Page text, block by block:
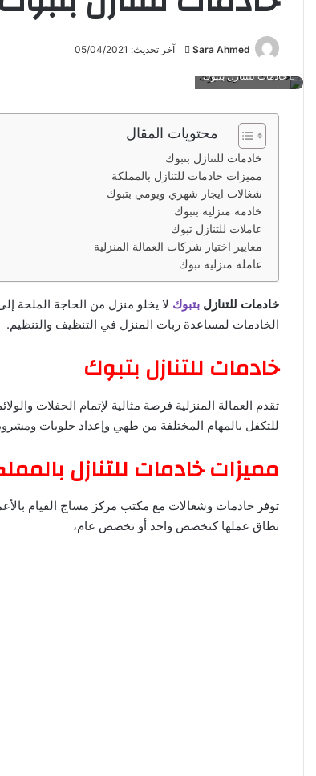
Sara Ahmed
ب
ي
ل
ك
ت
ر
ي
ا
آخر تحديث: 05/04/2021
خادمات للتنازل بتبوك
محتويات المقال
خادمات للتنازل بتبوك
مميزات خادمات للتنازل بالمملكة
شغالات ايجار شهري ويومي بتبوك
خادمة منزلية بتبوك
عاملات للتنازل تبوك
معايير اختيار شركات العمالة المنزلية
عاملة منزلية تبوك
خادمات للتنازل بتبوك لا يخلو منزل من الحاجة الملحة
الخادمات لمساعدة ربات المنزل في التنظيف والتنظيم.
خادمات للتنازل بتبوك
تقدم العمالة المنزلية فرصة مثالية لإتمام الحفلات
للتكفل بالمهام المختلفة من طهي وإعداد حلويات
مميزات خادمات للتنازل
توفر خادمات وشغالات مع مكتب مركز مساج القيام
نطاق عملها كتخصص واحد أو تخصص عام،